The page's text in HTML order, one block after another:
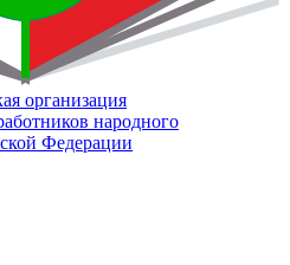
организация
народного
Федерации